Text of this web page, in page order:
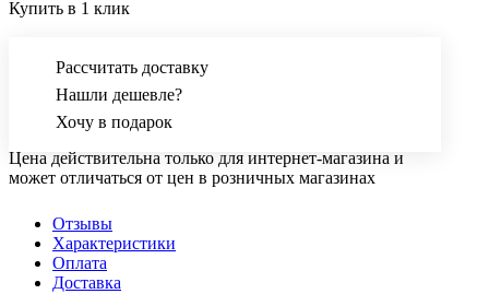
Купить в 1 клик
Рассчитать доставку
Нашли дешевле?
Хочу в подарок
Цена действительна только для интернет-магазина и
может отличаться от цен в розничных магазинах
Отзывы
Характеристики
Оплата
Доставка